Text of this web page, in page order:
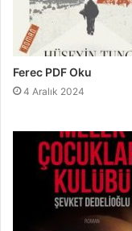
Ferec PDF Oku
4 Aralık 2024